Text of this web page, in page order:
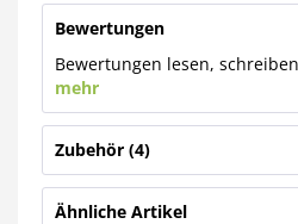
Bewertungen
Bewertungen lesen,
mehr
Zubehör 4
Ähnliche Artikel